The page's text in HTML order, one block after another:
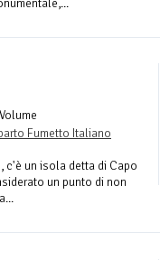
Volume
Fumetto Italiano
c'è un isola detta di Capo
un punto di non